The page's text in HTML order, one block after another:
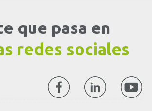
que pasa en
redes sociales